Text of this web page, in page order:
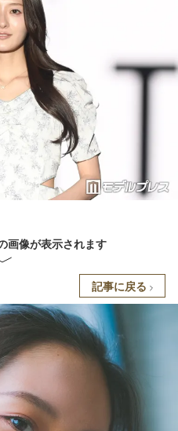
画像が表示されます
記事に戻る